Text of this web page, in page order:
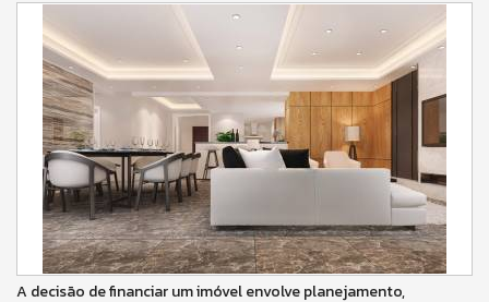
A decisão de financiar um imóvel envolve planejamento,